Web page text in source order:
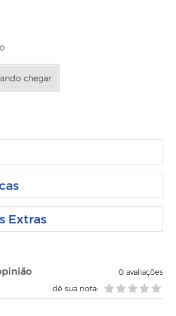
chegar
Extras
0avaliações
dê sua nota: